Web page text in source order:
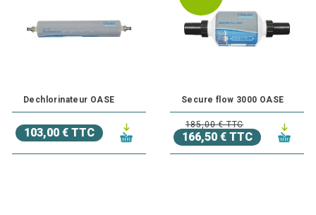
Dechlorinateur OASE
103,00 € TTC
Secure flow 3000 OASE
185,00 € TTC
166,50 € TTC